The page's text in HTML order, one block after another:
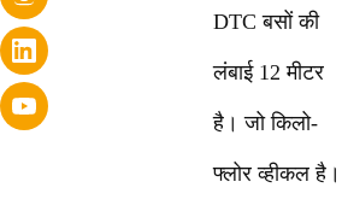
DTC बसों की
लंबाई 12 मीटर
है। जो किलो-
फ्लोर व्हीकल है।